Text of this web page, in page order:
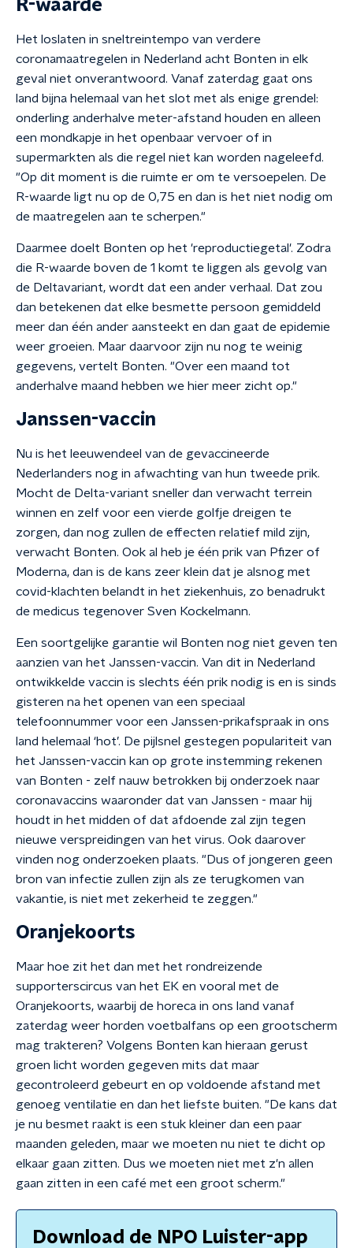
R-waarde
Het loslaten in sneltreintempo van verdere
coronamaatregelen in Nederland acht Bonten in elk
geval niet onverantwoord. Vanaf zaterdag gaat ons
land bijna helemaal van het slot met als enige grendel:
onderling anderhalve meter-afstand houden en alleen
een mondkapje in het openbaar vervoer of in
supermarkten als die regel niet kan worden nageleefd.
"Op dit moment is die ruimte er om te versoepelen. De
R-waarde ligt nu op de 0,75 en dan is het niet nodig om
de maatregelen aan te scherpen."
Daarmee doelt Bonten op het 'reproductiegetal'. Zodra
die R-waarde boven de 1 komt te liggen als gevolg van
de Deltavariant, wordt dat een ander verhaal. Dat zou
dan betekenen dat elke besmette persoon gemiddeld
meer dan één ander aansteekt en dan gaat de epidemie
weer groeien. Maar daarvoor zijn nu nog te weinig
gegevens, vertelt Bonten. "Over een maand tot
anderhalve maand hebben we hier meer zicht op."
Janssen-vaccin
Nu is het leeuwendeel van de gevaccineerde
Nederlanders nog in afwachting van hun tweede prik.
Mocht de Delta-variant sneller dan verwacht terrein
winnen en zelf voor een vierde golfje dreigen te
zorgen, dan nog zullen de effecten relatief mild zijn,
verwacht Bonten. Ook al heb je één prik van Pfizer of
Moderna, dan is de kans zeer klein dat je alsnog met
covid-klachten belandt in het ziekenhuis, zo benadrukt
de medicus tegenover Sven Kockelmann.
Een soortgelijke garantie wil Bonten nog niet geven ten
aanzien van het Janssen-vaccin. Van dit in Nederland
ontwikkelde vaccin is slechts één prik nodig is en is sinds
gisteren na het openen van een speciaal
telefoonnummer voor een Janssen-prikafspraak in ons
land helemaal ‘hot’. De pijlsnel gestegen populariteit van
het Janssen-vaccin kan op grote instemming rekenen
van Bonten - zelf nauw betrokken bij onderzoek naar
coronavaccins waaronder dat van Janssen - maar hij
houdt in het midden of dat afdoende zal zijn tegen
nieuwe verspreidingen van het virus. Ook daarover
vinden nog onderzoeken plaats. "Dus of jongeren geen
bron van infectie zullen zijn als ze terugkomen van
vakantie, is niet met zekerheid te zeggen."
Oranjekoorts
Maar hoe zit het dan met het rondreizende
supporterscircus van het EK en vooral met de
Oranjekoorts, waarbij de horeca in ons land vanaf
zaterdag weer horden voetbalfans op een grootscherm
mag trakteren? Volgens Bonten kan hieraan gerust
groen licht worden gegeven mits dat maar
gecontroleerd gebeurt en op voldoende afstand met
genoeg ventilatie en dan het liefste buiten. "De kans dat
je nu besmet raakt is een stuk kleiner dan een paar
maanden geleden, maar we moeten nu niet te dicht op
elkaar gaan zitten. Dus we moeten niet met z'n allen
gaan zitten in een café met een groot scherm."
Download de NPO Luister-app